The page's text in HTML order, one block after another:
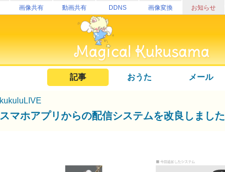
画像共有 動画共有 DDNS 画像変換 お知らせ
記事 おうた メール
kukuluLIVE
スマホアプリからの配信システムを改良しました